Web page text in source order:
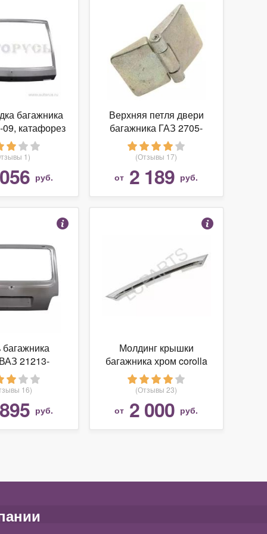
багажника
катафорез
1)
руб.
Верхняя петля двери
багажника ГАЗ 2705-
6306010-06 для ГАЗ
Газель
(Отзывы 17)
от 2 189 руб.
21213-
10 для LADA
212116)
руб.
Молдинг крышки
багажника хром corolla
14-
(Отзывы 23)
от 2 000 руб.